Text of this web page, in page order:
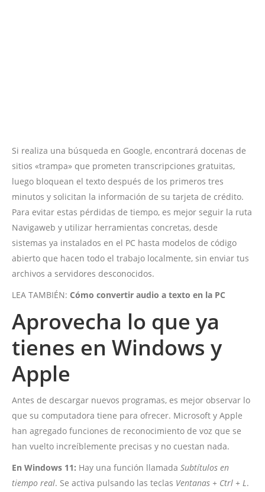
Si realiza una búsqueda en Google, encontrará docenas de
sitios «trampa» que prometen transcripciones gratuitas,
luego bloquean el texto después de los primeros tres
minutos y solicitan la información de su tarjeta de crédito.
Para evitar estas pérdidas de tiempo, es mejor seguir la ruta
Navigaweb y utilizar herramientas concretas, desde
sistemas ya instalados en el PC hasta modelos de código
abierto que hacen todo el trabajo localmente, sin enviar tus
archivos a servidores desconocidos.
LEA TAMBIÉN: Cómo convertir audio a texto en la PC
Aprovecha lo que ya
tienes en Windows y
Apple
Antes de descargar nuevos programas, es mejor observar lo
que su computadora tiene para ofrecer. Microsoft y Apple
han agregado funciones de reconocimiento de voz que se
han vuelto increíblemente precisas y no cuestan nada.
En Windows 11: Hay una función llamada Subtítulos en
tiempo real. Se activa pulsando las teclas Ventanas + Ctrl + L.